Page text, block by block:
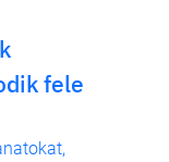
fele